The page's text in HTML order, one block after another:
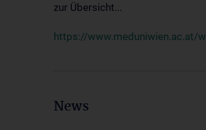
zur Übersicht...
https://www.meduniwien.ac.at/
News